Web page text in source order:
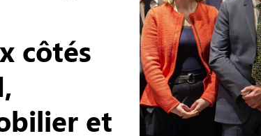
côtés
et